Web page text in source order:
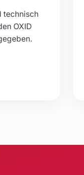
technisch
OXID